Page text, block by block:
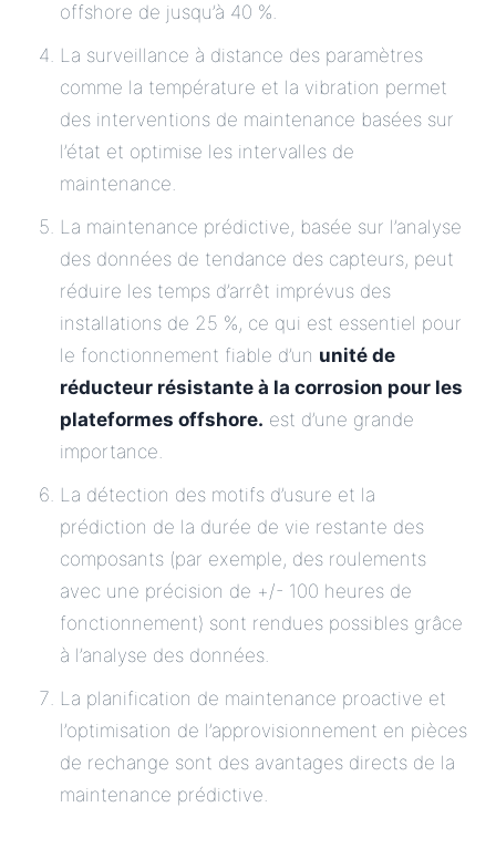
offshore de jusqu’à 40 %.
La surveillance à distance des paramètres
comme la température et la vibration permet
des interventions de maintenance basées sur
l’état et optimise les intervalles de
maintenance.
La maintenance prédictive, basée sur l’analyse
des données de tendance des capteurs, peut
réduire les temps d’arrêt imprévus des
installations de 25 %, ce qui est essentiel pour
le fonctionnement fiable d’un unité de
réducteur résistante à la corrosion pour les
plateformes offshore. est d’une grande
importance.
La détection des motifs d’usure et la
prédiction de la durée de vie restante des
composants (par exemple, des roulements
avec une précision de +/- 100 heures de
fonctionnement) sont rendues possibles grâce
à l’analyse des données.
La planification de maintenance proactive et
l’optimisation de l’approvisionnement en pièces
de rechange sont des avantages directs de la
maintenance prédictive.